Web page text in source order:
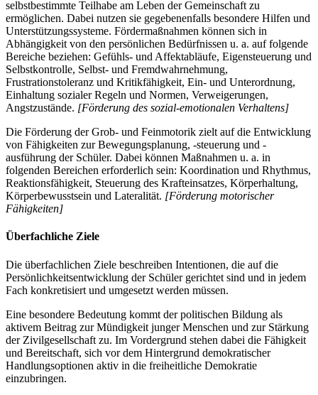
selbstbestimmte Teilhabe am Leben der Gemeinschaft zu
ermöglichen. Dabei nutzen sie gegebenenfalls besondere Hilfen und
Unterstützungssysteme. Fördermaßnahmen können sich in
Abhängigkeit von den persönlichen Bedürfnissen u. a. auf folgende
Bereiche beziehen: Gefühls- und Affektabläufe, Eigensteuerung und
Selbstkontrolle, Selbst- und Fremdwahrnehmung,
Frustrationstoleranz und Kritikfähigkeit, Ein- und Unterordnung,
Einhaltung sozialer Regeln und Normen, Verweigerungen,
Angstzustände. [Förderung des sozial-emotionalen Verhaltens]
Die Förderung der Grob- und Feinmotorik zielt auf die Entwicklung
von Fähigkeiten zur Bewegungsplanung, -steuerung und -
ausführung der Schüler. Dabei können Maßnahmen u. a. in
folgenden Bereichen erforderlich sein: Koordination und Rhythmus,
Reaktionsfähigkeit, Steuerung des Krafteinsatzes, Körperhaltung,
Körperbewusstsein und Lateralität. [Förderung motorischer
Fähigkeiten]
Überfachliche Ziele
Die überfachlichen Ziele beschreiben Intentionen, die auf die
Persönlichkeitsentwicklung der Schüler gerichtet sind und in jedem
Fach konkretisiert und umgesetzt werden müssen.
Eine besondere Bedeutung kommt der politischen Bildung als
aktivem Beitrag zur Mündigkeit junger Menschen und zur Stärkung
der Zivilgesellschaft zu. Im Vordergrund stehen dabei die Fähigkeit
und Bereitschaft, sich vor dem Hintergrund demokratischer
Handlungsoptionen aktiv in die freiheitliche Demokratie
einzubringen.